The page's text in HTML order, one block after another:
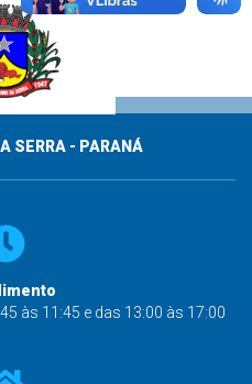
SERRA - PARANÁ
às 11:45 e das 13:00 às 17:00